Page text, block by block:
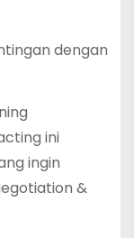
dengan
ini
ingin
&